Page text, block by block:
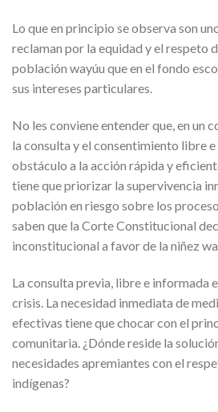
Lo que en principio se observa son
reclaman por la equidad y el respeto
población wayúu que en el fondo
sus intereses particulares.
No les conviene entender que, en un
la consulta y el consentimiento libre
obstáculo a la acción rápida y
tiene que priorizar la supervivencia
población en riesgo sobre los
saben que la Corte Constitucional
inconstitucional a favor de la niñez
La consulta previa, libre e informada
crisis. La necesidad inmediata de
efectivas tiene que chocar con el
comunitaria. ¿Dónde reside la
necesidades apremiantes con el
indígenas?